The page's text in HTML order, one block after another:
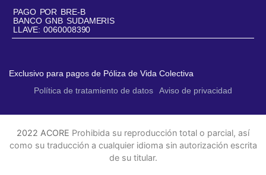
PAGO POR BRE-B
BANCO GNB SUDAMERIS
LLAVE: 0060008390
Exclusivo para pagos de Póliza de Vida Colectiva
Política de tratamiento de datos
Aviso de privacidad
2022 ACORE Prohibida su reproducción total o parcial, así
como su traducción a cualquier idioma sin autorización escrita
de su titular.